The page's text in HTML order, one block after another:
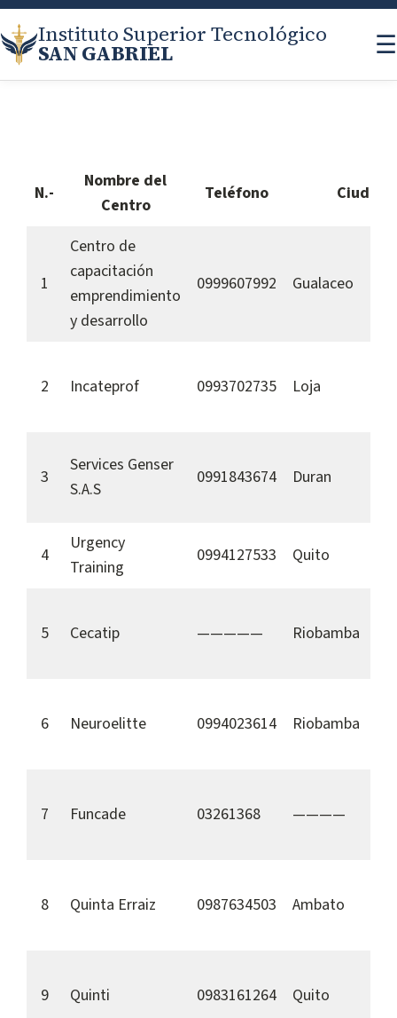
Instituto Superior Tecnológico
SAN GABRIEL ☰
N.-
Nombre del
Centro
Teléfono Ciudad
1
Centro de
capacitación
emprendimiento
y desarrollo
0999607992 Gualaceo
2 Incateprof 0993702735 Loja
3
Services Genser
S.A.S
0991843674 Duran
4
Urgency
Training
0994127533 Quito
5 Cecatip ————— Riobamba
6 Neuroelitte 0994023614 Riobamba
7 Funcade 03261368 ————
8 Quinta Erraiz 0987634503 Ambato
9 Quinti 0983161264 Quito